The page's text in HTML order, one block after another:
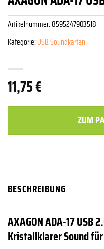
11,75€
ZUM
Artikelnummer:8595247903518
Kategorie:USB Soundkarten
BESCHREIBUNG
AXAGON ADA-17 USB
Kristallklarer Sound